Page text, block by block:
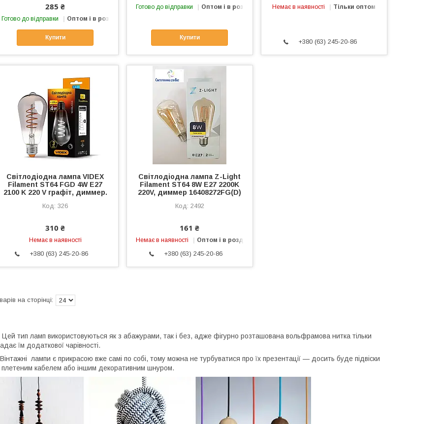
285 ₴
Готово до відправки Оптом і в роздріб
Купити
Готово до відправки Оптом і в роздріб
Купити
Немає в наявності Тільки оптом
+380 (63) 245-20-86
Світлодіодна лампа VIDEX
Filament ST64 FGD 4W E27
2100 K 220 V графіт, диммер.
326
310 ₴
Немає в наявності
+380 (63) 245-20-86
Світлодіодна лампа Z-Light
Filament ST64 8W E27 2200K
220V, диммер 16408272FG(D)
2492
161 ₴
Немає в наявності Оптом і в роздріб
+380 (63) 245-20-86
Цей тип ламп використовуються як з абажурами, так і без, адже фігурно розташована вольфрамова нитка тільки
їм додаткової чарівності.
Вінтажні лампи є прикрасою вже самі по собі, тому можна не турбуватися про їх презентації — досить буде підвіски
плетеним кабелем або іншим декоративним шнуром.